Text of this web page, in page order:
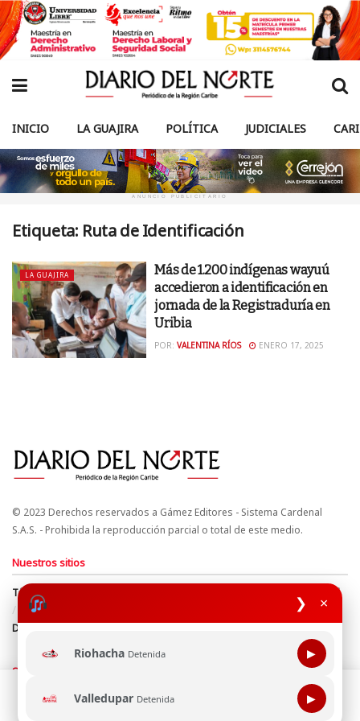
❯ ×
Riohacha Detenida ▶
Valledupar Detenida ▶
INICIO LA GUAJIRA POLÍTICA JUDICIALES
ANUNCIO PUBLICITARIO
Etiqueta: Ruta de Identificación
LA GUAJIRA
Más de 1.200 indígenas wayuú
accedieron a identificación en
jornada de la Registraduría en
Uribia
POR: VALENTINA RÍOS ENERO 17, 2025
© 2023 Derechos reservados a Gámez Editores - Sistema Cardenal
S.A.S. - Prohibida la reproducción parcial o total de este medio.
Nuestros sitios
Términos y Condiciones
Derechos de Autor y Propiedad Intelectual
Política de uso de cookies
Política de Tratamiento de Datos
Directrices Editoriales
Síguenos
Esta página web usa cookie para mejorar tu experiencia de
navegación, al continuar aceptas nuestra política de uso de